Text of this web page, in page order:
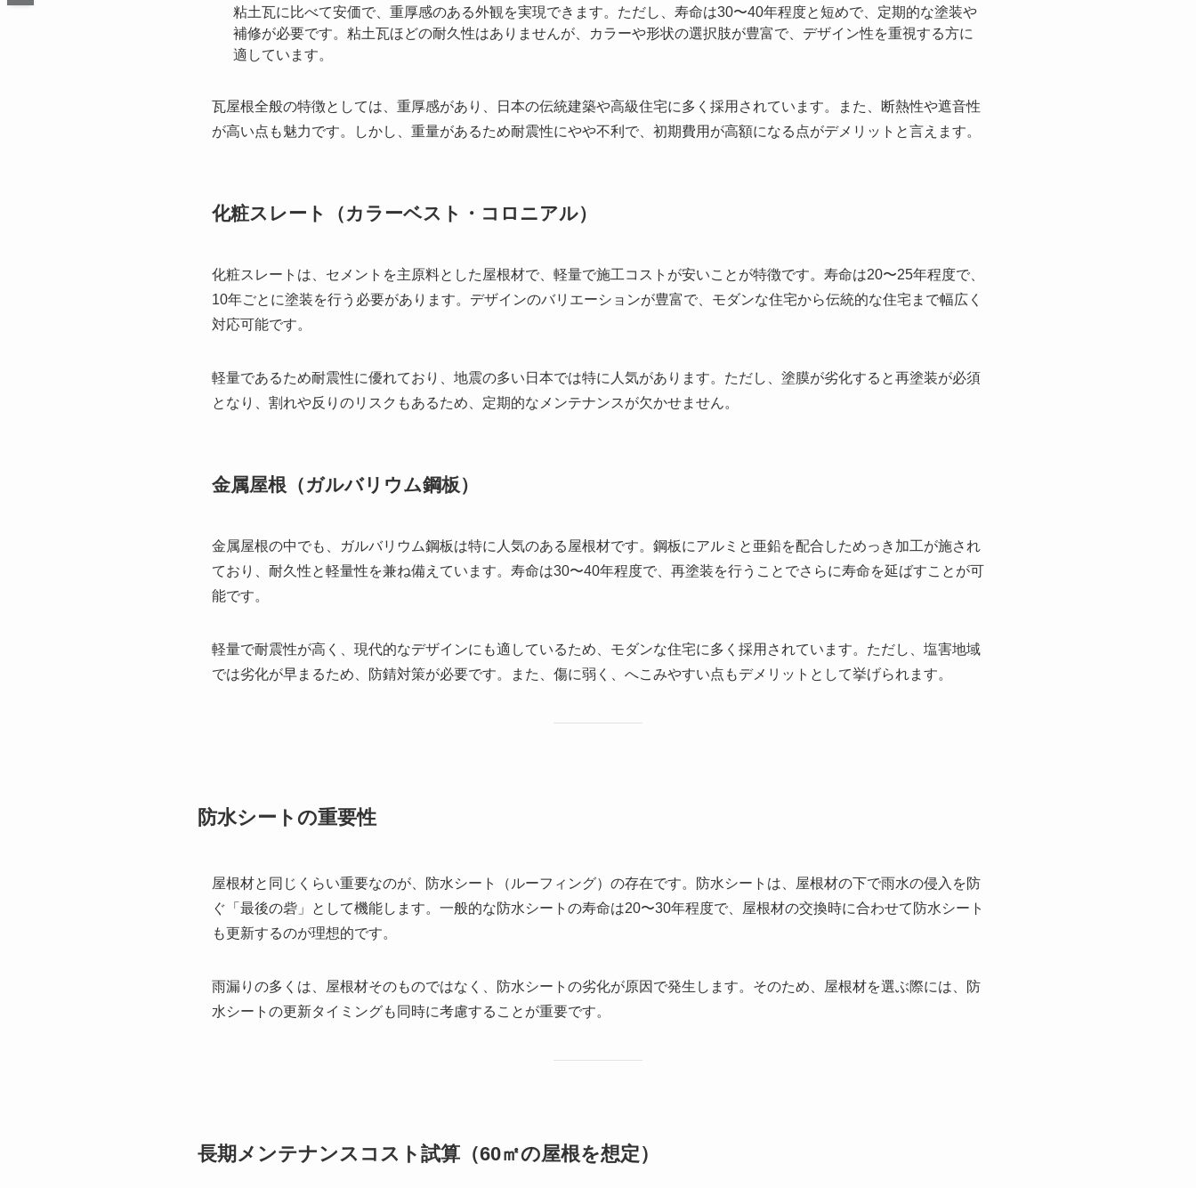
粘土瓦に比べて安価で、重厚感のある外観を実現できます。ただし、寿命は30〜40年程度と短めで、定期的な塗装や
補修が必要です。粘土瓦ほどの耐久性はありませんが、カラーや形状の選択肢が豊富で、デザイン性を重視する方に
適しています。
瓦屋根全般の特徴としては、重厚感があり、日本の伝統建築や高級住宅に多く採用されています。また、断熱性や遮音性
が高い点も魅力です。しかし、重量があるため耐震性にやや不利で、初期費用が高額になる点がデメリットと言えます。
化粧スレート（カラーベスト・コロニアル）
化粧スレートは、セメントを主原料とした屋根材で、軽量で施工コストが安いことが特徴です。寿命は20〜25年程度で、
10年ごとに塗装を行う必要があります。デザインのバリエーションが豊富で、モダンな住宅から伝統的な住宅まで幅広く
対応可能です。
軽量であるため耐震性に優れており、地震の多い日本では特に人気があります。ただし、塗膜が劣化すると再塗装が必須
となり、割れや反りのリスクもあるため、定期的なメンテナンスが欠かせません。
金属屋根（ガルバリウム鋼板）
金属屋根の中でも、ガルバリウム鋼板は特に人気のある屋根材です。鋼板にアルミと亜鉛を配合しためっき加工が施され
ており、耐久性と軽量性を兼ね備えています。寿命は30〜40年程度で、再塗装を行うことでさらに寿命を延ばすことが可
能です。
軽量で耐震性が高く、現代的なデザインにも適しているため、モダンな住宅に多く採用されています。ただし、塩害地域
では劣化が早まるため、防錆対策が必要です。また、傷に弱く、へこみやすい点もデメリットとして挙げられます。
防水シートの重要性
屋根材と同じくらい重要なのが、防水シート（ルーフィング）の存在です。防水シートは、屋根材の下で雨水の侵入を防
ぐ「最後の砦」として機能します。一般的な防水シートの寿命は20〜30年程度で、屋根材の交換時に合わせて防水シート
も更新するのが理想的です。
雨漏りの多くは、屋根材そのものではなく、防水シートの劣化が原因で発生します。そのため、屋根材を選ぶ際には、防
水シートの更新タイミングも同時に考慮することが重要です。
長期メンテナンスコスト試算（60㎡の屋根を想定）